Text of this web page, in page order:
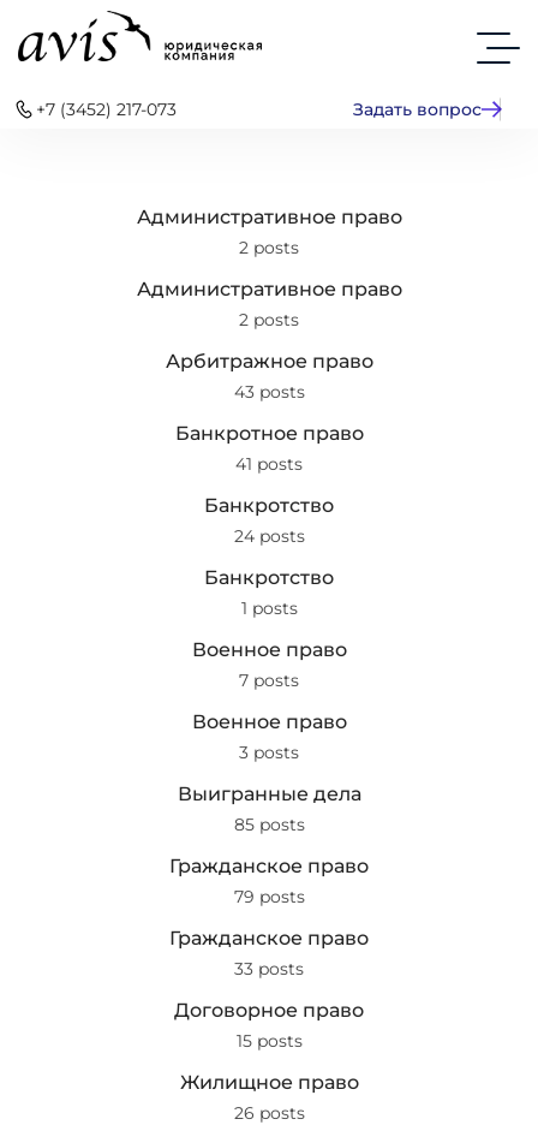
+7 (3452) 217-073 Задать вопрос
Административное право
2 posts
Административное право
2 posts
Арбитражное право
43 posts
Банкротное право
41 posts
Банкротство
24 posts
Банкротство
1 posts
Военное право
7 posts
Военное право
3 posts
Выигранные дела
85 posts
Гражданское право
79 posts
Гражданское право
33 posts
Договорное право
15 posts
Жилищное право
26 posts